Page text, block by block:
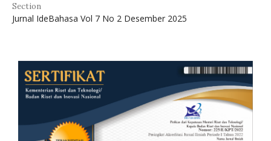
Section
Jurnal IdeBahasa Vol 7 No 2 Desember 2025